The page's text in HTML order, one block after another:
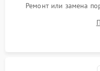
Ремонт или замена
трехосевого
восстановление